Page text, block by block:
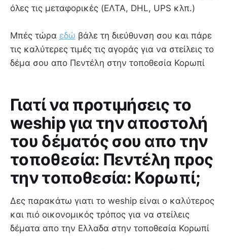
όλες τις μεταφορικές (ΕΛΤΑ, DHL, UPS κλπ.)
Μπές τώρα εδώ βάλε τη διεύθυνση σου και πάρε
τις καλύτερες τιμές τις αγοράς για να στείλεις το
δέμα σου απο Πεντέλη στην τοποθεσία Κορωπί
Γιατί να προτιμήσεις το
weship για την αποστολή
του δέματός σου απο την
τοποθεσία: Πεντέλη προς
την τοποθεσία: Κορωπί;
Δες παρακάτω γιατι το weship είναι ο καλύτερος
και πιό οικονομικός τρόπος για να στείλεις
δέματα απο την Ελλαδα στην τοποθεσία Κορωπί